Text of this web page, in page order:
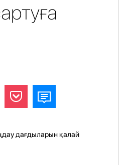
дағдыларын қалай